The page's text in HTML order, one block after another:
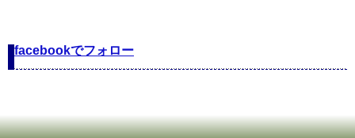
facebookでフォロー